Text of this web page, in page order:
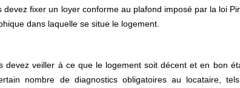
devez fixer un loyer conforme au plafond imposé par la loi
dans laquelle se situe le logement.
devez veiller à ce que le logement soit décent et en bon
nombre de diagnostics obligatoires au locataire,